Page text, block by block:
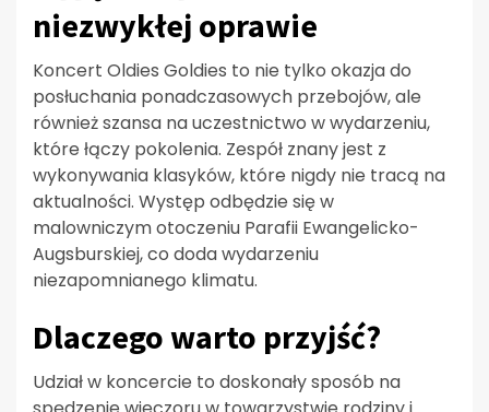
niezwykłej oprawie
Koncert Oldies Goldies to nie tylko okazja do
posłuchania ponadczasowych przebojów, ale
również szansa na uczestnictwo w wydarzeniu,
które łączy pokolenia. Zespół znany jest z
wykonywania klasyków, które nigdy nie tracą na
aktualności. Występ odbędzie się w
malowniczym otoczeniu Parafii Ewangelicko-
Augsburskiej, co doda wydarzeniu
niezapomnianego klimatu.
Dlaczego warto przyjść?
Udział w koncercie to doskonały sposób na